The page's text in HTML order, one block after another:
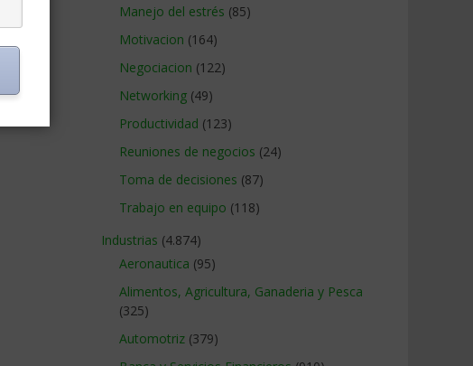
Manejo del estrés (85)
Motivacion (164)
Negociacion (122)
Networking (49)
Productividad (123)
Reuniones de negocios (24)
Toma de decisiones (87)
Trabajo en equipo (118)
Industrias (4.874)
Aeronautica (95)
Alimentos, Agricultura, Ganaderia y Pesca
(325)
Automotriz (379)